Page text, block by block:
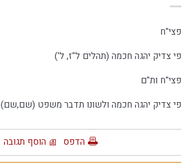
פצי"ח
פי צדיק יהגה חכמה (תהלים ל"ז, ל')
פצי"ח ות"ם
פי צדיק יהגה חכמה ולשונו תדבר משפט (שם,שם)
הדפס הוסף תגובה